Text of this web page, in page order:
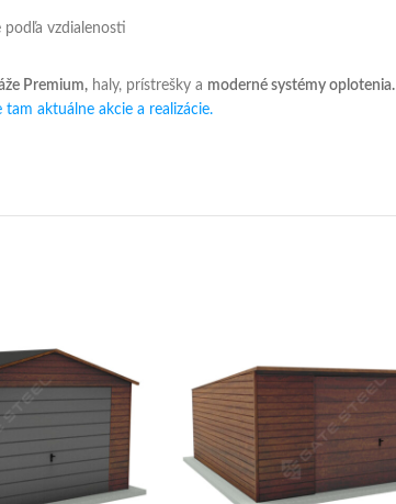
podľa vzdialenosti
Premium, haly, prístrešky a moderné systémy oplotenia.
tam aktuálne akcie a realizácie.